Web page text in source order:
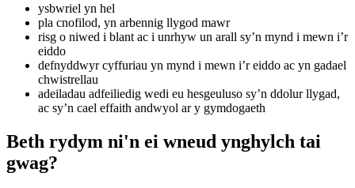
ysbwriel yn hel
pla cnofilod, yn arbennig llygod mawr
risg o niwed i blant ac i unrhyw un arall sy’n mynd i mewn i’r
eiddo
defnyddwyr cyffuriau yn mynd i mewn i’r eiddo ac yn gadael
chwistrellau
adeiladau adfeiliedig wedi eu hesgeuluso sy’n ddolur llygad,
ac sy’n cael effaith andwyol ar y gymdogaeth
Beth rydym ni'n ei wneud ynghylch tai
gwag?